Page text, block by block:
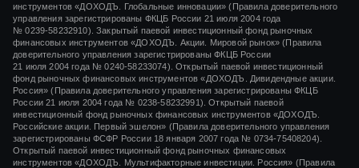
инструментов «ДОХОДЪ. Глобальные инновации» (Правила доверительного
управления зарегистрированы ФКЦБ России 21 июля 2004 года
№ 0239-58232910). Закрытый паевой инвестиционный фонд рыночных
финансовых инструментов «ДОХОДЪ. Акции. Мировой рынок» (Правила
доверительного управления зарегистрированы ФКЦБ России
21 июля 2004 года № 0240-58233074). Открытый паевой инвестиционный
фонд рыночных финансовых инструментов «ДОХОДЪ. Дивидендные акции.
Россия» (Правила доверительного управления зарегистрированы ФКЦБ
России21 июля 2004 года № 0238-58232991). Открытый паевой
инвестиционный фонд рыночных финансовых инструментов «ДОХОДЪ.
Российские акции. Первый эшелон» (Правила доверительного управления
зарегистрированы ФСФР России 18 января 2007 года № 0734-75408204).
Открытый паевой инвестиционный фонд рыночных финансовых
инструментов «ДОХОДЪ. Мультифакторные инвестиции. Россия» (Правила